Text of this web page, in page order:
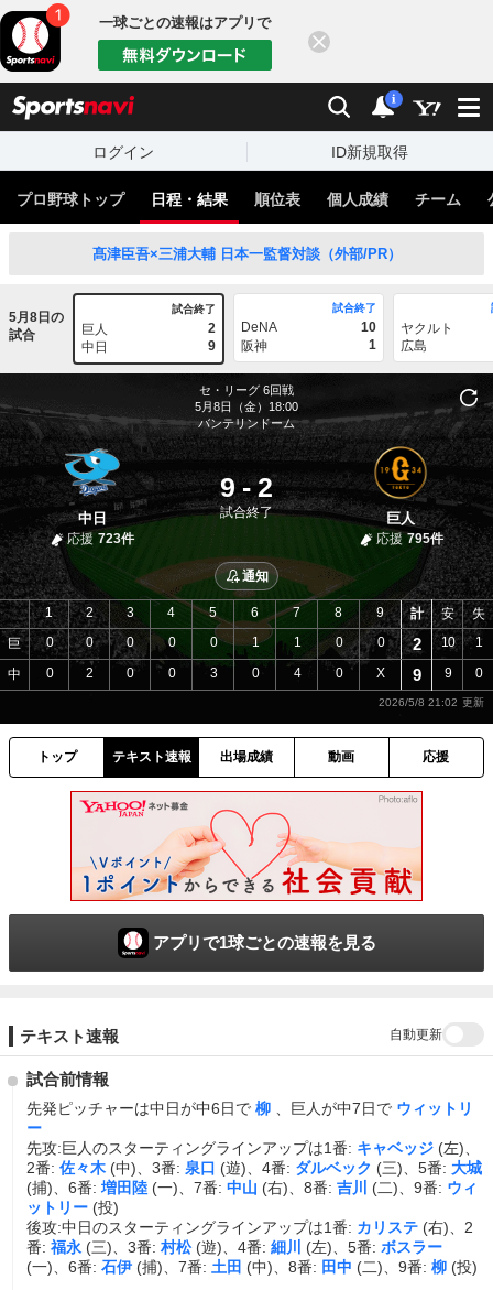
一球ごとの速報はアプリで
検索 通知
i
ログイン ID新規取得
プロ野球トップ 日程・結果 順位表 個人成績 チーム
髙津臣吾×三浦大輔 日本一監督対談（外部/PR）
5月8日の
試合
試合終了
巨人
2
中日
9
試合終了
DeNA
10
阪神
1
ヤクルト
広島
セ・リーグ 6回戦
5月8日（金）18:00
バンテリンドーム
中日
応援 723件
9 - 2
試合終了 巨人
応援 795件
通知
巨
中
1 2 3 4 5 6 7 8
9
0
0 0 0 0 1 1 0
0
0
2 0 0 3 0 4 0 X
計 安 失
2 10 1
9 9 0
2026/5/8 21:02
トップ テキスト速報 出場成績 動画 応援
アプリで1球ごとの速報を見る
テキスト速報 自動更新
試合前情報
先発ピッチャーは中日が中6日で 柳 、巨人が中7日で ウィットリ
ー
先攻:巨人のスターティングラインアップは1番: キャベッジ (左)、
2番: 佐々木 (中)、3番: 泉口 (遊)、4番: ダルベック (三)、5番: 大城
(捕)、6番: 増田陸 (一)、7番: 中山 (右)、8番: 吉川 (二)、9番: ウィ
ットリー (投)
後攻:中日のスターティングラインアップは1番: カリステ (右)、2
番: 福永 (三)、3番: 村松 (遊)、4番: 細川 (左)、5番: ボスラー
(一)、6番: 石伊 (捕)、7番: 土田 (中)、8番: 田中 (二)、9番: 柳 (投)